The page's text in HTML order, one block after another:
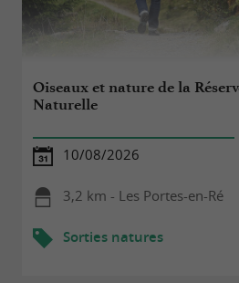
Oiseaux et nature de la
Naturelle
10/08/2026
3,2 km - Les Portes-en-Ré
Sorties natures